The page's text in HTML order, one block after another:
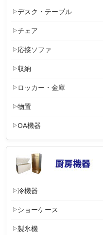
デスク・テーブル
チェア
応接ソファ
収納
ロッカー・金庫
物置
OA機器
冷機器
ショーケース
製氷機